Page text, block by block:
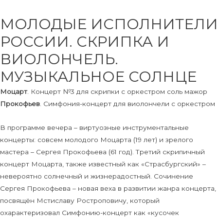
МОЛОДЫЕ ИСПОЛНИТЕЛИ
РОССИИ. СКРИПКА И
ВИОЛОНЧЕЛЬ.
МУЗЫКАЛЬНОЕ СОЛНЦЕ
Моцарт. Концерт №3 для скрипки с оркестром соль мажор
Прокофьев . Симфония-концерт для виолончели с оркестром
В программе вечера – виртуозные инструментальные
концерты: совсем молодого Моцарта (19 лет) и зрелого
мастера – Сергея Прокофьева (61 год). Третий скрипичный
концерт Моцарта, также известный как «Страсбургский» –
невероятно солнечный и жизнерадостный. Сочинение
Сергея Прокофьева – новая веха в развитии жанра концерта,
посвящён Мстиславу Ростроповичу, который
охарактеризовал Симфонию-концерт как «кусочек